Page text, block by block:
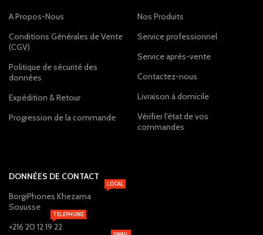
A Propos-Nous
Conditions Générales de Vente
(CGV)
Politique de sécurité des
données
Expédition & Retour
Progression de la commande
Nos Produits
Service professionnel
Service après-vente
Contactez-nous
Livraison à domicile
Vérifier l'état de vos
commandes
DONNÉES DE CONTACT
BorgiPhones Khezama
Souusse
LOCAL
+216 20 12 19 22
TELEPHONE